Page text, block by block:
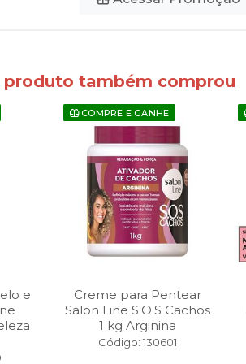
produto também comprou
e
COMPRE E GANHE
Creme para Pentear
Salon Line S.O.S Cachos
1 kg Arginina
Código: 130601